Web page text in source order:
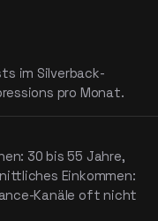
im Silverback-
pro Monat.
30 bis 55 Jahre,
Einkommen:
Kanäle oft nicht